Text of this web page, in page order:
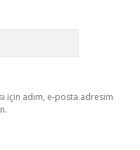
için adım, e-posta adresim